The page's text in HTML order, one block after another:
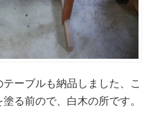
ーブルも納品しました、こ
る前ので、白木の所です。